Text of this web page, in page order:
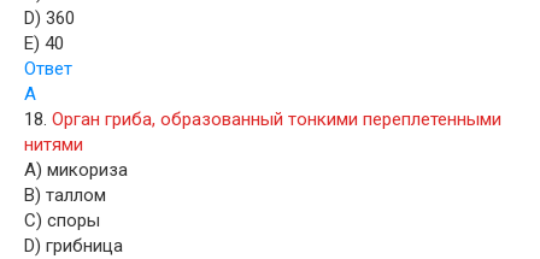
D) 360
E) 40
Ответ
A
18. Орган гриба, образованный тонкими переплетенными
нитями
A) микориза
B) таллом
C) споры
D) грибница